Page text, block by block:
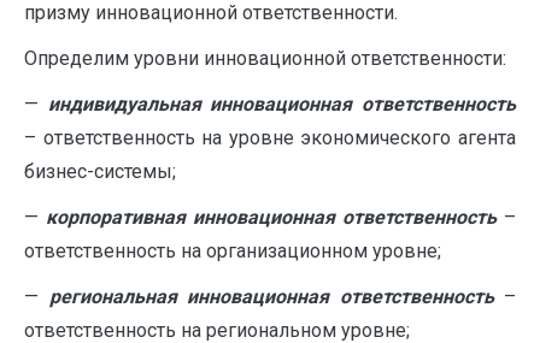
призму инновационной ответственности.
Определим уровни инновационной ответственности:
— индивидуальная инновационная ответственность
– ответственность на уровне экономического агента
бизнес-системы;
— корпоративная инновационная ответственность–
ответственность на организационном уровне;
— региональная инновационная ответственность–
ответственность на региональном уровне;